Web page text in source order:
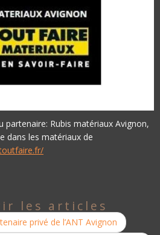
partenaire: Rubis matériaux Avignon,
dans les matériaux de
les articles
privé de l’ANT Avignon